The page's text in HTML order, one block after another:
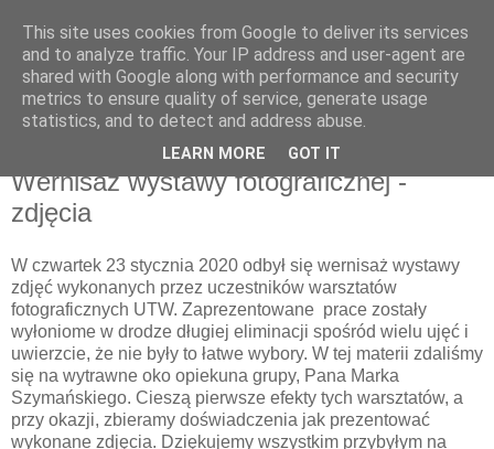
UTW Łomianki
Wernisaż wystawy fotograficznej -
zdjęcia
W czwartek 23 stycznia 2020 odbył się wernisaż wystawy
zdjęć wykonanych przez uczestników warsztatów
fotograficznych UTW. Zaprezentowane prace zostały
wyłoniome w drodze długiej eliminacji spośród wielu ujęć i
uwierzcie, że nie były to łatwe wybory. W tej materii zdaliśmy
się na wytrawne oko opiekuna grupy, Pana Marka
Szymańskiego. Cieszą pierwsze efekty tych warsztatów, a
przy okazji, zbieramy doświadczenia jak prezentować
wykonane zdjęcia. Dziękujemy wszystkim przybyłym na
This site uses cookies from Google to deliver its services
and to analyze traffic. Your IP address and user-agent are
shared with Google along with performance and security
metrics to ensure quality of service, generate usage
statistics, and to detect and address abuse.
LEARN MORE GOT IT